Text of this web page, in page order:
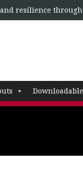
and resilience